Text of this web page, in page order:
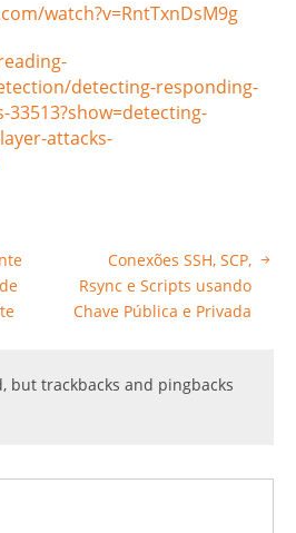
watch?v=RntTxnDsM9g
detecting-responding-
33513?show=detecting-
attacks-
Conexões SSH, SCP,
Rsync e Scripts usando
Chave Pública e Privada
but trackbacks and pingbacks